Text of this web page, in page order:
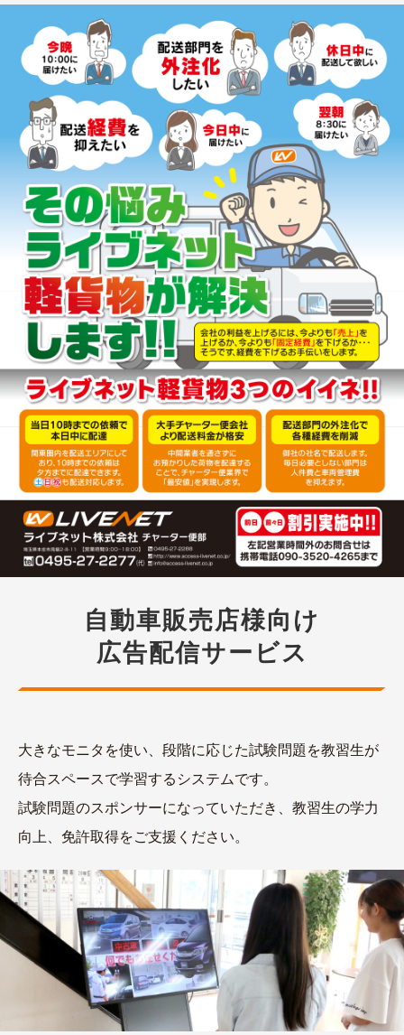
自動車販売店様向け
広告配信サービス
大きなモニタを使い、段階に応じた試験問題を教習生が
待合スペースで学習するシステムです。
試験問題のスポンサーになっていただき、教習生の学力
向上、免許取得をご支援ください。